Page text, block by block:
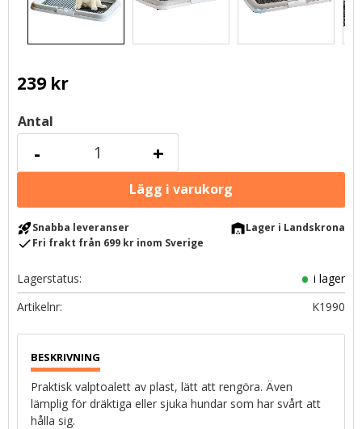
239kr
Antal
+
-
rocket_launchSnabba leveranser warehouseLager i Landskrona
checkFri frakt från 699 kr inom Sverige
Lagerstatus
i lager
Artikelnr
K1990
Praktisk valptoalett av plast, lätt att rengöra. Även
lämplig för dräktiga eller sjuka hundar som har svårt att
hålla sig.